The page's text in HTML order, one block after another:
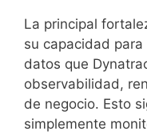
La principal
su capacidad
datos que
observabilidad,
de negocio. Esto
simplemente